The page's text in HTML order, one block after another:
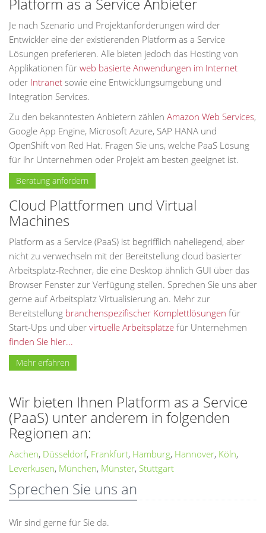
Je nach Szenario und Projektanforderungen wird der
Entwickler eine der existierenden Platform as a Service
Lösungen preferieren. Alle bieten jedoch das Hosting von
Applikationen für web basierte Anwendungen im Internet
oder Intranet sowie eine Entwicklungsumgebung und
Integration Services.
Zu den bekanntesten Anbietern zählen Amazon Web Services,
Google App Engine, Microsoft Azure, SAP HANA und
OpenShift von Red Hat. Fragen Sie uns, welche PaaS Lösung
für ihr Unternehmen oder Projekt am besten geeignet ist.
Beratung anfordern
Cloud Plattformen und Virtual
Machines
Platform as a Service (PaaS) ist begrifflich naheliegend, aber
nicht zu verwechseln mit der Bereitstellung cloud basierter
Arbeitsplatz-Rechner, die eine Desktop ähnlich GUI über das
Browser Fenster zur Verfügung stellen. Sprechen Sie uns aber
gerne auf Arbeitsplatz Virtualisierung an. Mehr zur
Bereitstellung branchenspezifischer Komplettlösungen für
Start-Ups und über virtuelle Arbeitsplätze für Unternehmen
finden Sie hier...
Mehr erfahren
Wir bieten Ihnen Platform as a Service
(PaaS) unter anderem in folgenden
Regionen an:
Aachen, Düsseldorf, Frankfurt, Hamburg, Hannover, Köln,
Leverkusen, München, Münster, Stuttgart
Sprechen Sie uns an
Wir sind gerne für Sie da.